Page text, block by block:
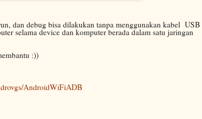
dan debug bisa dilakukan tanpa menggunakan kabel USB
selama device dan komputer berada dalam satu jaringan
:))
AndroidWiFiADB